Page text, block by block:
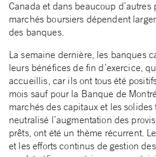
Canada et dans beaucoup d’autres
marchés boursiers dépendent
des banques.
La semaine dernière, les banques
leurs bénéfices de fin d’exercice,
accueillis, car ils ont tous été
mois sauf pour la Banque de
marchés des capitaux et les
neutralisé l’augmentation des
prêts, ont été un thème récurrent.
et les efforts continus de gestion